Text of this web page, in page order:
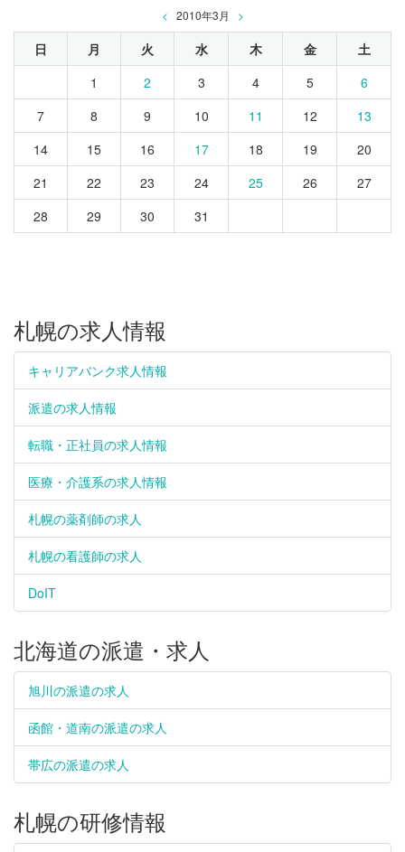
< 2010年3月 >
日 月 火 水 木 金
土
1
2 3 4 5
6
7
8 9 10 11 12
13
14
15 16 17 18 19
20
21
22 23 24 25 26
27
28
29 30 31
札幌の求人情報
キャリアバンク求人情報
派遣の求人情報
転職・正社員の求人情報
医療・介護系の求人情報
札幌の薬剤師の求人
札幌の看護師の求人
DoIT
北海道の派遣・求人
旭川の派遣の求人
函館・道南の派遣の求人
帯広の派遣の求人
札幌の研修情報